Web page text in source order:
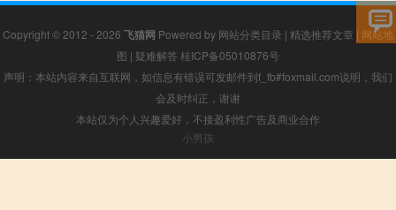
Copyright © 2012 - 2026 飞猫网 Powered by 网站分类目录 | 精选推荐文章 | 网站地
图 | 疑难解答 桂ICP备05010876号
声明：本站内容来自互联网，如信息有错误可发邮件到f_fb#foxmail.com说明，我们
会及时纠正，谢谢
本站仅为个人兴趣爱好，不接盈利性广告及商业合作
小男孩